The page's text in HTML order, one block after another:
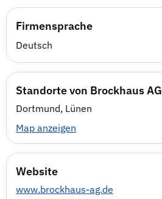
Firmensprache
Deutsch
Standorte von Brockhaus AG
Dortmund, Lünen
Map anzeigen
Website
www.brockhaus-ag.de